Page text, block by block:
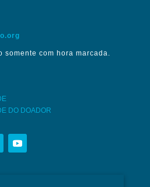
somente com hora marcada.
DO DOADOR